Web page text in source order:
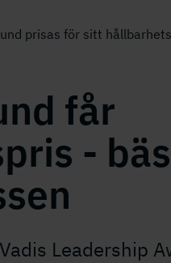
prisas för sitt
får
-
Leadership